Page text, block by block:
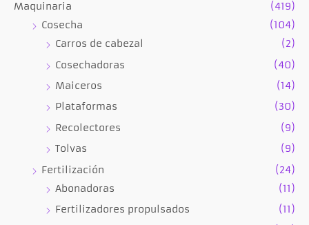
Maquinaria
(419)
Cosecha
(104)
Carros de cabezal
(2)
Cosechadoras
(40)
Maiceros
(14)
Plataformas
(30)
Recolectores
(9)
Tolvas
(9)
Fertilización
(24)
Abonadoras
(11)
Fertilizadores propulsados
(11)